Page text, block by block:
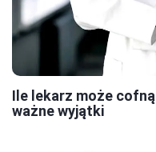
Ile lekarz może
ważne wyjątki